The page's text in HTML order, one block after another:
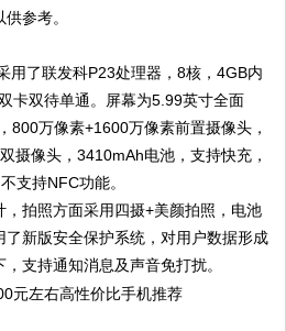
参考。
用了联发科P23处理器，8核，4GB内
卡双待单通。屏幕为5.99英寸全面
800万像素+1600万像素前置摄像头，
摄像头，3410mAh电池，支持快充，
支持NFC功能。
拍照方面采用四摄+美颜拍照，电池
新版安全保护系统，对用户数据形成
支持通知消息及声音免打扰。